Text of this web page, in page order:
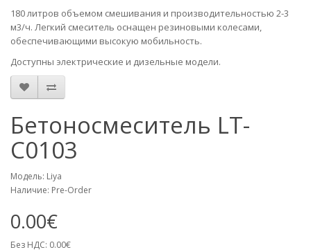
180 литров объемом смешивания и производительностью 2-3
м3/ч. Легкий смеситель оснащен резиновыми колесами,
обеспечивающими высокую мобильность.
Доступны электрические и дизельные модели.
Бетоносмеситель LT-
C0103
Модель: Liya
Наличие: Pre-Order
0.00€
Без НДС: 0.00€